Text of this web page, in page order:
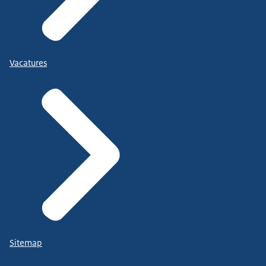
Vacatures
Sitemap